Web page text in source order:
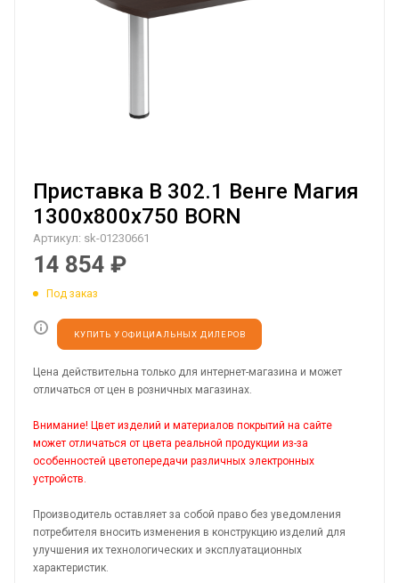
Приставка B 302.1 Венге Магия
1300х800х750 BORN
Артикул: sk-01230661
14 854 ₽
Под заказ
КУПИТЬ У ОФИЦИАЛЬНЫХ ДИЛЕРОВ
Цена действительна только для интернет-магазина и может
отличаться от цен в розничных магазинах.
Внимание! Цвет изделий и материалов покрытий на сайте
может отличаться от цвета реальной продукции из-за
особенностей цветопередачи различных электронных
устройств.
Производитель оставляет за собой право без уведомления
потребителя вносить изменения в конструкцию изделий для
улучшения их технологических и эксплуатационных
характеристик.